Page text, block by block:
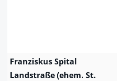
Franziskus Spital
Landstraße (ehem. St.